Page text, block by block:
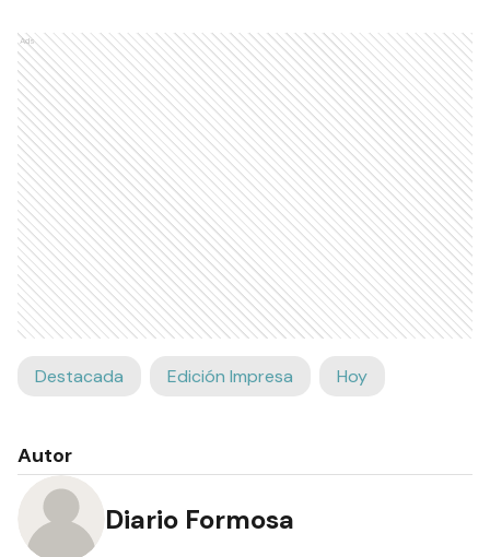
Ads
Destacada Edición Impresa Hoy
Autor
Diario Formosa